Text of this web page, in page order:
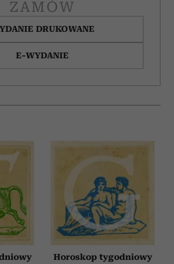
ZAMÓW
DRUKOWANE
E-WYDANIE
Horoskop tygodniowy